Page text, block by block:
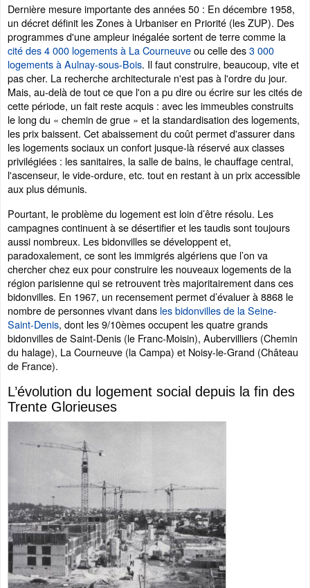
Dernière mesure importante des années 50 : En décembre 1958,
un décret définit les Zones à Urbaniser en Priorité (les ZUP). Des
programmes d'une ampleur inégalée sortent de terre comme la
cité des 4 000 logements à La Courneuveou celle des3 000
logements à Aulnay-sous-Bois. Il faut construire, beaucoup, vite et
pas cher. La recherche architecturale n'est pas à l'ordre du jour.
Mais, au-delà de tout ce que l'on a pu dire ou écrire sur les cités de
cette période, un fait reste acquis : avec les immeubles construits
le long du « chemin de grue » et la standardisation des logements,
les prix baissent. Cet abaissement du coût permet d'assurer dans
les logements sociaux un confort jusque-là réservé aux classes
privilégiées : les sanitaires, la salle de bains, le chauffage central,
l'ascenseur, le vide-ordure, etc. tout en restant à un prix accessible
aux plus démunis.
Pourtant, le problème du logement est loin d’être résolu. Les
campagnes continuent à se désertifier et les taudis sont toujours
aussi nombreux. Les bidonvilles se développent et,
paradoxalement, ce sont les immigrés algériens que l’on va
chercher chez eux pour construire les nouveaux logements de la
région parisienne qui se retrouvent très majoritairement dans ces
bidonvilles. En 1967, un recensement permet d’évaluer à 8868 le
nombre de personnes vivant dans les bidonvilles de la Seine-
Saint-Denis, dont les 9/10èmes occupent les quatre grands
bidonvilles de Saint-Denis (le Franc-Moisin), Aubervilliers (Chemin
du halage), La Courneuve (la Campa) et Noisy-le-Grand (Château
de France).
L’évolution du logement social depuis la fin des
Trente Glorieuses